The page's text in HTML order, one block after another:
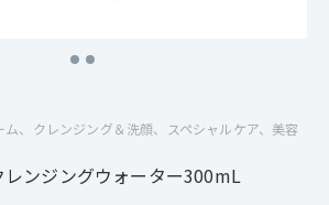
、クレンジング＆洗顔、スペシャルケア、美容
レンジングウォーター300mL